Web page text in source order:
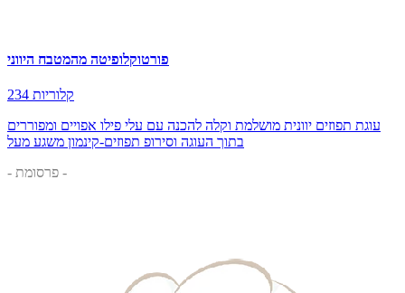
פורטוקלופיטה מהמטבח היווני
234 קלוריות
עוגת תפוזים יוונית מושלמת וקלה להכנה עם עלי פילו אפויים ומפוררים
בתוך העוגה וסירופ תפוזים-קינמון משגע מעל
- פרסומת -